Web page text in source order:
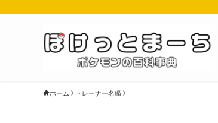
ホーム トレーナー名鑑